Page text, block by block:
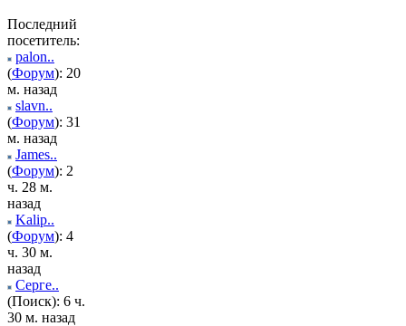
Последний
посетитель:
palon..
(Форум): 20
м. назад
slavn..
(Форум): 31
м. назад
James..
(Форум): 2
ч. 28 м.
назад
Kalip..
(Форум): 4
ч. 30 м.
назад
Серге..
(Поиск): 6 ч.
30 м. назад